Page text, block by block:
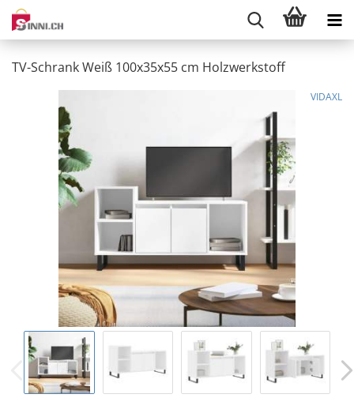
TV-Schrank Weiß 100x35x55 cm Holzwerkstoff
VIDAXL